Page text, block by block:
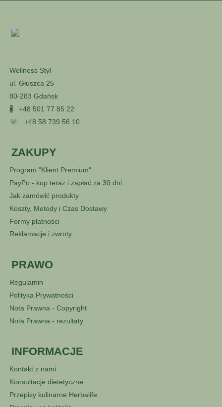
Wellness Styl
ul. Głuszca 25
80-283 Gdańsk
🖁 +48 501 77 85 22
☏ +48 58 739 56 10
ZAKUPY
Program "Klient Premium"
PayPo - kup teraz i zapłać za 30 dni
Jak zamówić produkty
Koszty, Metody i Czas Dostawy
Formy płatności
Reklamacje i zwroty
PRAWO
Regulamin
Polityka Prywatności
Nota Prawna - Copyright
Nota Prawna - rezultaty
INFORMACJE
Kontakt z nami
Konsultacje dietetyczne
Przepisy kulinarne Herbalife